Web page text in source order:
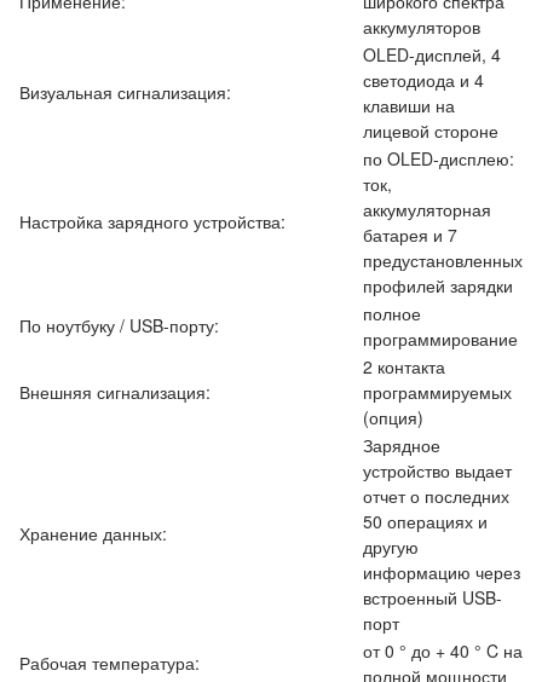
аккумуляторов
Визуальная сигнализация:
OLED-дисплей, 4
светодиода и 4
клавиши на
лицевой стороне
Настройка зарядного устройства:
по OLED-дисплею:
ток,
аккумуляторная
батарея и 7
предустановленных
профилей зарядки
По ноутбуку / USB-порту:
полное
программирование
Внешняя сигнализация:
2 контакта
программируемых
(опция)
Хранение данных:
Зарядное
устройство выдает
отчет о последних
50 операциях и
другую
информацию через
встроенный USB-
порт
Рабочая температура:
от 0 ° до + 40 ° C на
полной мощности